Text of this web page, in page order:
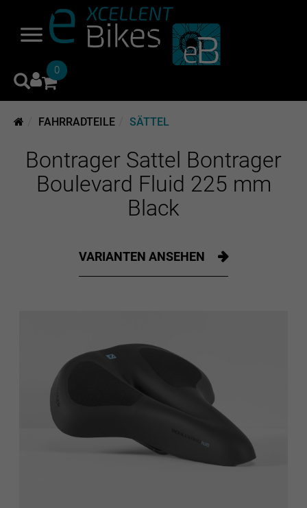
0
FAHRRADTEILE SÄTTEL
Bontrager Sattel Bontrager
Boulevard Fluid 225 mm
Black
VARIANTEN ANSEHEN